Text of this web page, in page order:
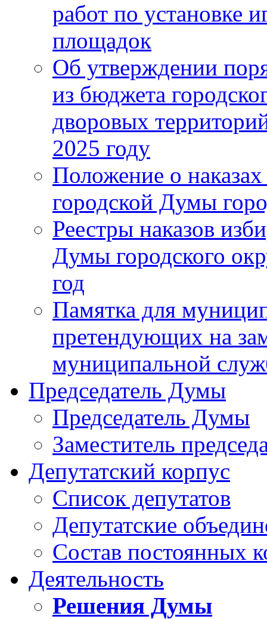
работ по установке
площадок
Об утверждении
из бюджета
дворовых
2025 году
Положение о
городской Думы
Реестры наказов
Думы городского
год
Памятка для
претендующих на
муниципальной
Председатель Думы
Председатель Думы
Заместитель
Депутатский корпус
Список депутатов
Депутатские
Состав постоянных
Деятельность
Решения Думы